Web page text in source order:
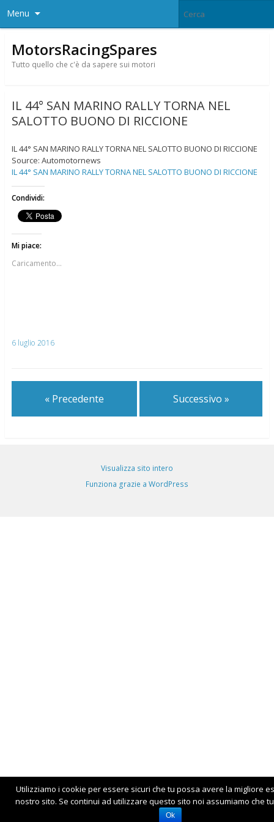
Menu
MotorsRacingSpares
Tutto quello che c'è da sapere sui motori
IL 44° SAN MARINO RALLY TORNA NEL
SALOTTO BUONO DI RICCIONE
IL 44° SAN MARINO RALLY TORNA NEL SALOTTO BUONO DI RICCIONE
Source: Automotornews
IL 44° SAN MARINO RALLY TORNA NEL SALOTTO BUONO DI RICCIONE
Condividi:
Mi piace:
Caricamento...
6 luglio 2016
« Precedente Successivo »
Visualizza sito intero
Funziona grazie a WordPress
Utilizziamo i cookie per essere sicuri che tu possa avere la migliore
nostro sito. Se continui ad utilizzare questo sito noi assumiamo che
Ok